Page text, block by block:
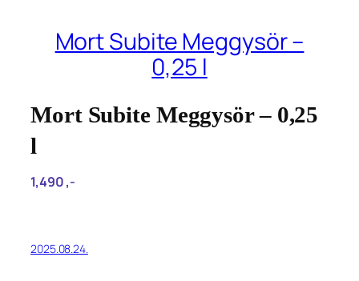
Mort Subite Meggysör –
0,25 l
Mort Subite Meggysör – 0,25
l
1,490‎ ,-
2025.08.24.